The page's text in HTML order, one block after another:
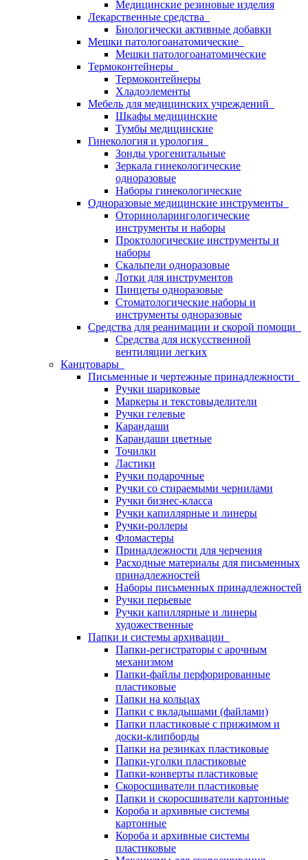
Медицинские резиновые изделия
Лекарственные средства
Биологически активные добавки
Мешки патологоанатомические
Мешки патологоанатомические
Термоконтейнеры
Термоконтейнеры
Хладоэлементы
Мебель для медицинских учреждений
Шкафы медицинские
Тумбы медицинские
Гинекология и урология
Зонды урогенитальные
Зеркала гинекологические
одноразовые
Наборы гинекологические
Одноразовые медицинские инструменты
Оториноларингологические
инструменты и наборы
Проктологические инструменты и
наборы
Скальпели одноразовые
Лотки для инструментов
Пинцеты одноразовые
Стоматологические наборы и
инструменты одноразовые
Средства для реанимации и скорой помощи
Средства для искусственной
вентиляции легких
Канцтовары
Письменные и чертежные принадлежности
Ручки шариковые
Маркеры и текстовыделители
Ручки гелевые
Карандаши
Карандаши цветные
Точилки
Ластики
Ручки подарочные
Ручки со стираемыми чернилами
Ручки бизнес-класса
Ручки капиллярные и линеры
Ручки-роллеры
Фломастеры
Принадлежности для черчения
Расходные материалы для письменных
принадлежностей
Наборы письменных принадлежностей
Ручки перьевые
Ручки капиллярные и линеры
художественные
Папки и системы архивации
Папки-регистраторы с арочным
механизмом
Папки-файлы перфорированные
пластиковые
Папки на кольцах
Папки с вкладышами (файлами)
Папки пластиковые с прижимом и
доски-клипборды
Папки на резинках пластиковые
Папки-уголки пластиковые
Папки-конверты пластиковые
Скоросшиватели пластиковые
Папки и скоросшиватели картонные
Короба и архивные системы
картонные
Короба и архивные системы
пластиковые